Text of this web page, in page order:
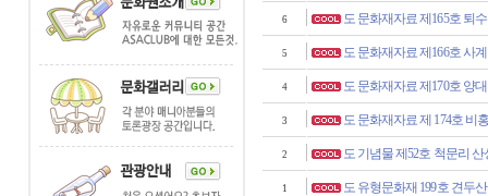
6 도 문화재자료 제165호 퇴
5 도 문화재자료 제166호 사
4 도 문화재자료 제170호 양
3 도 문화재자료 제 174호 비
2 도 기념물 제52호 척문리 산
1 도 유형문화재 199호 견두